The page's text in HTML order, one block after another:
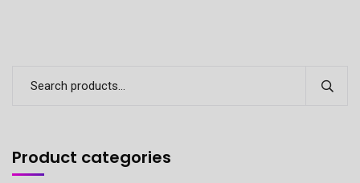
Product categories